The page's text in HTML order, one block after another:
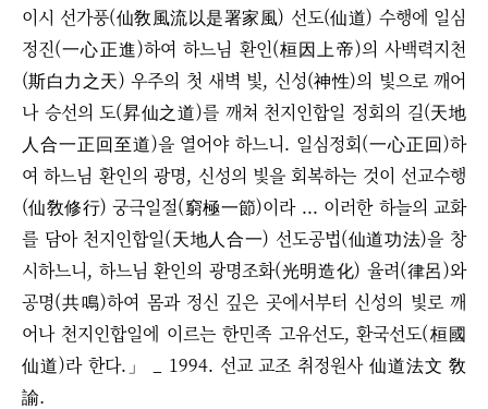
이시 선가풍(仙敎風流以是署家風) 선도(仙道) 수행에 일심
정진(一心正進)하여 하느님 환인(桓因上帝)의 사백력지천
(斯白力之天) 우주의 첫 새벽 빛, 신성(神性)의 빛으로 깨어
나 승선의 도(昇仙之道)를 깨쳐 천지인합일 정회의 길(天地
人合一正回至道)을 열어야 하느니. 일심정회(一心正回)하
여 하느님 환인의 광명, 신성의 빛을 회복하는 것이 선교수행
(仙敎修行) 궁극일절(窮極一節)이라 ... 이러한 하늘의 교화
를 담아 천지인합일(天地人合一) 선도공법(仙道功法)을 창
시하느니, 하느님 환인의 광명조화(光明造化) 율려(律呂)와
공명(共鳴)하여 몸과 정신 깊은 곳에서부터 신성의 빛로 깨
어나 천지인합일에 이르는 한민족 고유선도, 환국선도(桓國
仙道)라 한다.」 _ 1994. 선교 교조 취정원사 仙道法文 敎
諭.